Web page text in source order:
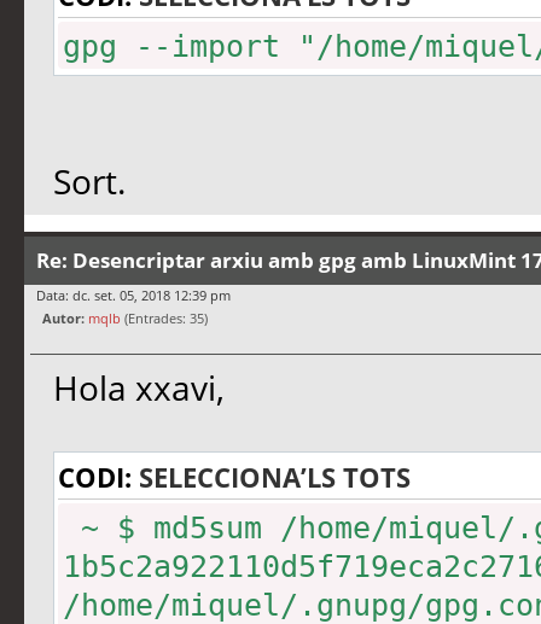
gpg --import "/home/
Sort.
Re: Desencriptar arxiu amb gpg amb LinuxMint
Data: dc. set. 05, 2018 12:39 pm
Autor: mqlb (Entrades: 35)
Hola xxavi,
CODI: SELECCIONA’LS TOTS
~ $ md5sum /home/miquel/
/home/miquel/.gnupg/